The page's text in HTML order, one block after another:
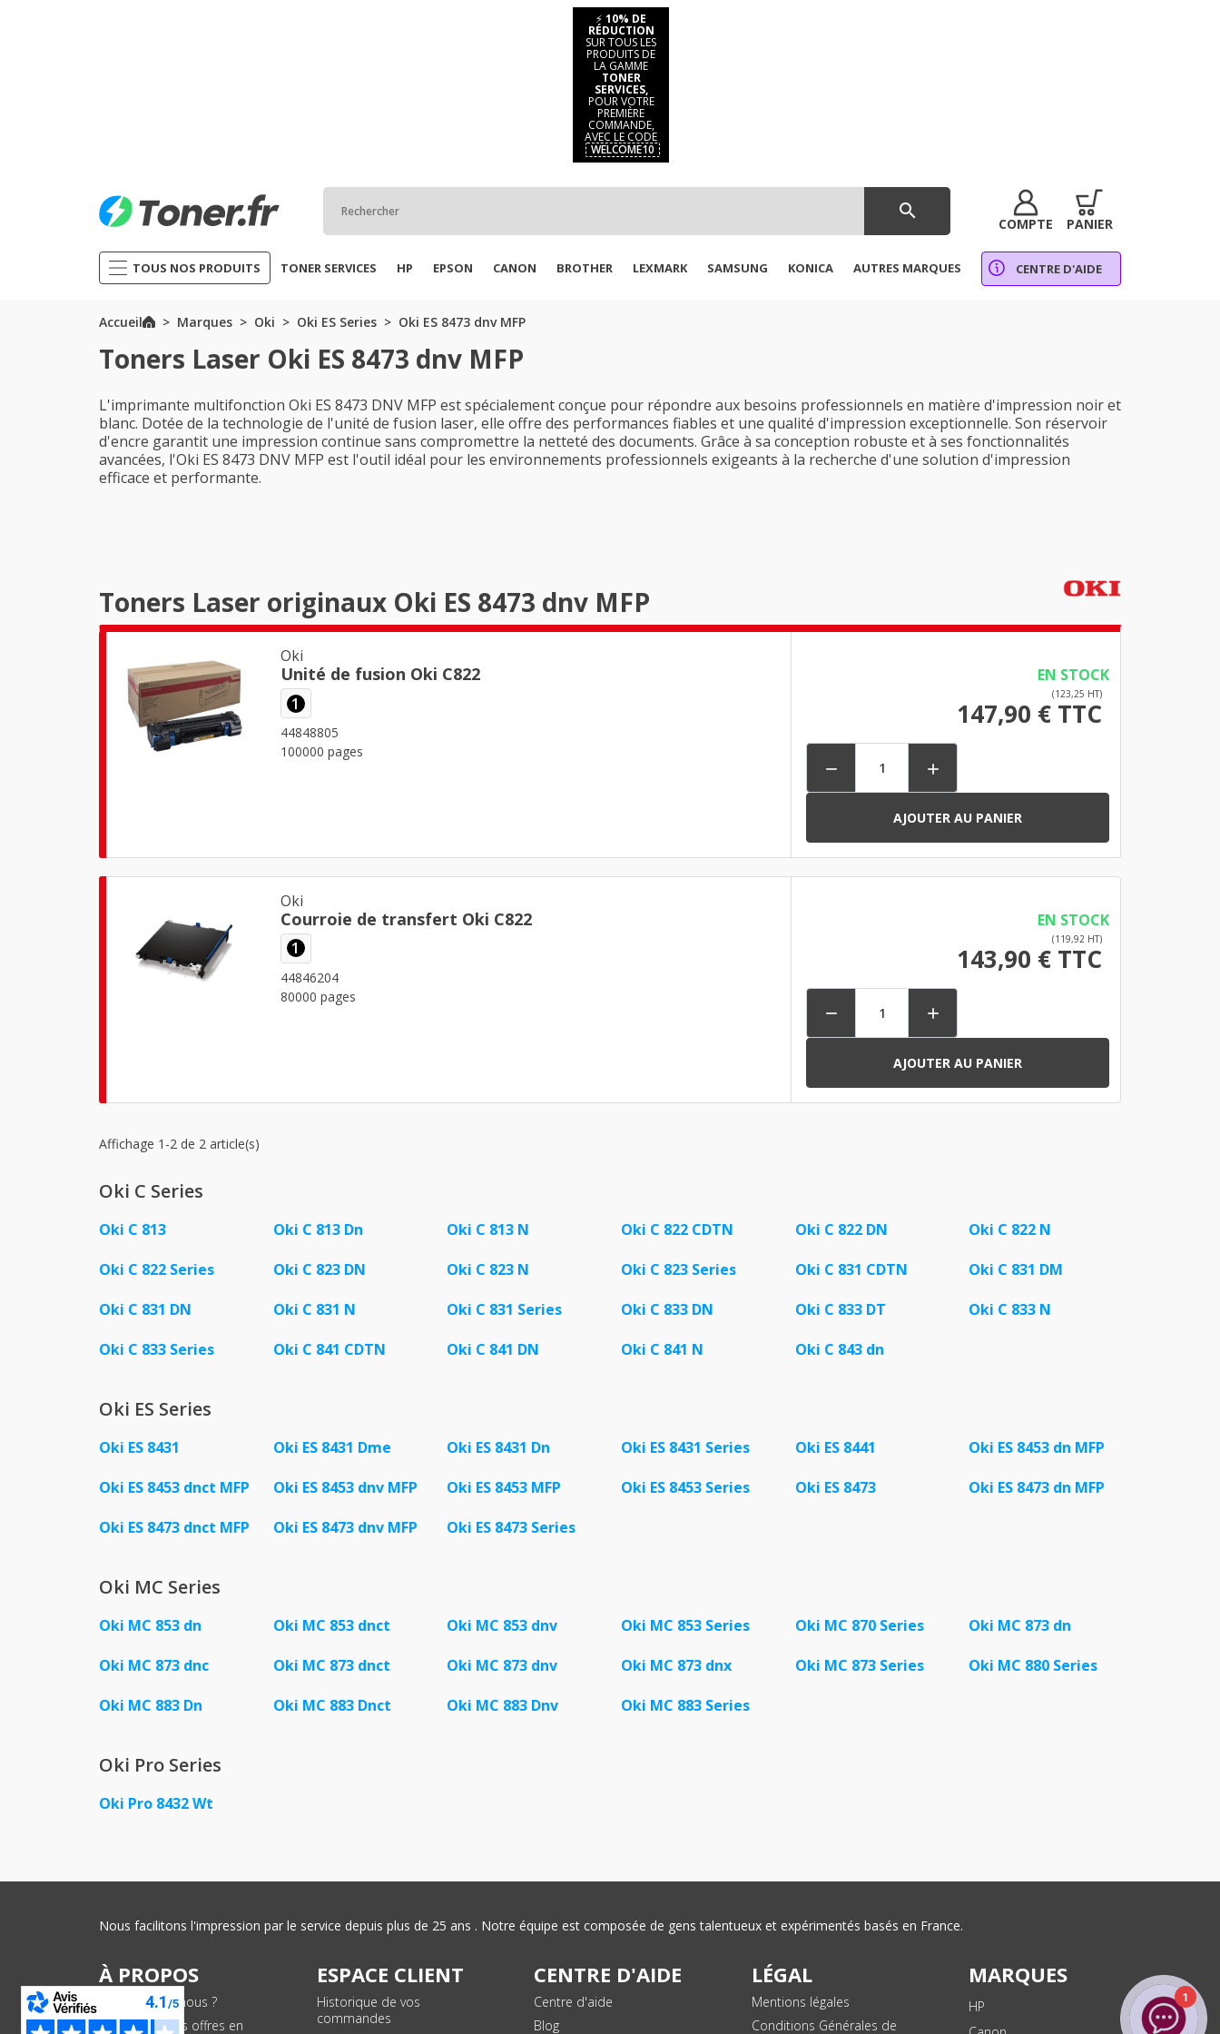
⚡ 10% DE
RÉDUCTION
SUR TOUS LES
PRODUITS DE
LA GAMME
TONER
SERVICES,
POUR VOTRE
PREMIÈRE
COMMANDE,
AVEC LE CODE
WELCOME10
search
COMPTE PANIER
TOUS NOS PRODUITS TONER SERVICES HP EPSON CANON BROTHER LEXMARK SAMSUNG KONICA AUTRES MARQUES CENTRE D'AIDE
Accueil Marques Oki Oki ES Series Oki ES 8473 dnv MFP
Toners Laser Oki ES 8473 dnv MFP
L'imprimante multifonction Oki ES 8473 DNV MFP est spécialement conçue pour répondre aux besoins professionnels en matière d'impression noir et
blanc. Dotée de la technologie de l'unité de fusion laser, elle offre des performances fiables et une qualité d'impression exceptionnelle. Son réservoir
d'encre garantit une impression continue sans compromettre la netteté des documents. Grâce à sa conception robuste et à ses fonctionnalités
avancées, l'Oki ES 8473 DNV MFP est l'outil idéal pour les environnements professionnels exigeants à la recherche d'une solution d'impression
efficace et performante.
Toners Laser originaux Oki ES 8473 dnv MFP
Oki
Unité de fusion Oki C822
1
44848805
100000 pages
EN STOCK
(123,25 HT)
147,90 € TTC
 
AJOUTER AU PANIER
Oki
Courroie de transfert Oki C822
1
44846204
80000 pages
EN STOCK
(119,92 HT)
143,90 € TTC
 
AJOUTER AU PANIER
Affichage 1-2 de 2 article(s)
Oki C Series
Oki C 813 Oki C 813 Dn Oki C 813 N Oki C 822 CDTN Oki C 822 DN
Oki C 822 N
Oki C 822 Series
Oki C 823 DN Oki C 823 N Oki C 823 Series Oki C 831 CDTN
Oki C 831 DM
Oki C 831 DN
Oki C 831 N Oki C 831 Series Oki C 833 DN Oki C 833 DT
Oki C 833 N
Oki C 833 Series
Oki C 841 CDTN Oki C 841 DN Oki C 841 N Oki C 843 dn
Oki ES Series
Oki ES 8431 Oki ES 8431 Dme Oki ES 8431 Dn Oki ES 8431 Series Oki ES 8441
Oki ES 8453 dn MFP
Oki ES 8453 dnct MFP
Oki ES 8453 dnv MFP Oki ES 8453 MFP Oki ES 8453 Series Oki ES 8473
Oki ES 8473 dn MFP
Oki ES 8473 dnct MFP
Oki ES 8473 dnv MFP Oki ES 8473 Series
Oki MC Series
Oki MC 853 dn Oki MC 853 dnct Oki MC 853 dnv Oki MC 853 Series Oki MC 870 Series
Oki MC 873 dn
Oki MC 873 dnc
Oki MC 873 dnct Oki MC 873 dnv Oki MC 873 dnx Oki MC 873 Series
Oki MC 880 Series
Oki MC 883 Dn
Oki MC 883 Dnct Oki MC 883 Dnv Oki MC 883 Series
Oki Pro Series
Oki Pro 8432 Wt
Nous facilitons l'impression par le service depuis plus de 25 ans . Notre équipe est composée de gens talentueux et expérimentés basés en France.
À PROPOS
Qui sommes-nous ?
Conditions des offres en
ESPACE CLIENT
Historique de vos
commandes
CENTRE D'AIDE
Centre d'aide
Blog
LÉGAL
Mentions légales
Conditions Générales de
MARQUES
HP
1